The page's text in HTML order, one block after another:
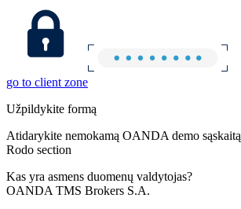
go to client zone
Užpildykite formą
Atidarykite nemokamą OANDA demo sąskaitą
Rodo section
Kas yra asmens duomenų valdytojas?
OANDA TMS Brokers S.A.